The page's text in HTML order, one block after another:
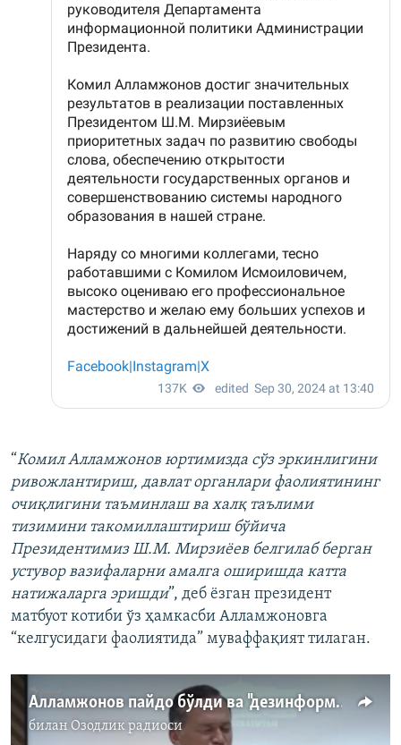
“Комил Алламжонов юртимизда сўз эркинлигини
ривожлантириш, давлат органлари фаолиятининг
очиқлигини таъминлаш ва халқ таълими
тизимини такомиллаштириш бўйича
Президентимиз Ш.М. Мирзиёев белгилаб берган
устувор вазифаларни амалга оширишда катта
натижаларга эришди”, деб ёзган президент
матбуот котиби ўз ҳамкасби Алламжоновга
“келгусидаги фаолиятида” муваффақият тилаган.
Алламжонов пайдо бўлди ва "дезинформация"дан огоҳлантирди
билан Озодлик радиоси